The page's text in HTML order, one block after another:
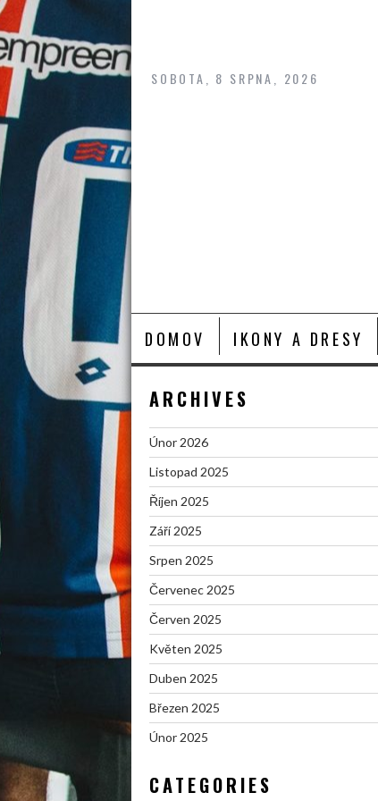
content
SOBOTA, 8 SRPNA, 2026
DOMOV IKONY A DRESY
ARCHIVES
Únor 2026
Listopad 2025
Říjen 2025
Září 2025
Srpen 2025
Červenec 2025
Červen 2025
Květen 2025
Duben 2025
Březen 2025
Únor 2025
CATEGORIES